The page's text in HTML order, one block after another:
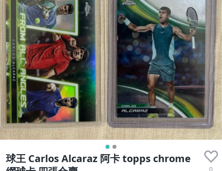
球王 Carlos Alcaraz 阿卡 topps chrome
0